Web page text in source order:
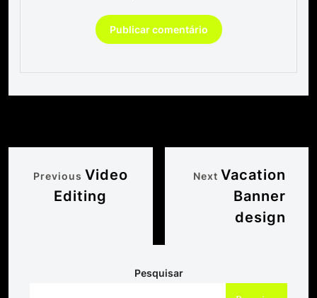
Previous Video
Editing
Next Vacation
Banner
design
Pesquisar